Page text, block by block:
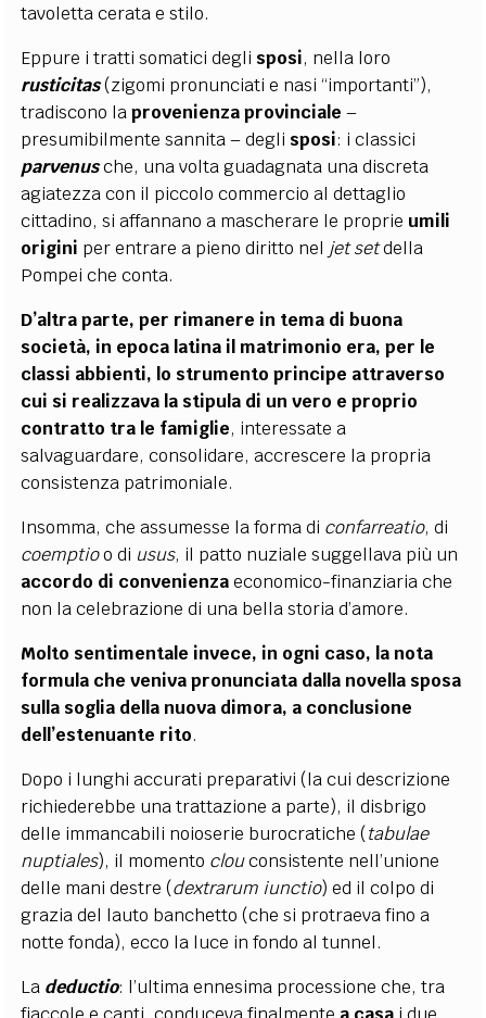
tavoletta cerata e stilo.
Eppure i tratti somatici degli sposi, nella loro
rusticitas(zigomi pronunciati e nasi “importanti”),
tradiscono laprovenienza provinciale –
presumibilmente sannita – degli sposi: i classici
parvenusche, una volta guadagnata una discreta
agiatezza con il piccolo commercio al dettaglio
cittadino, si affannano a mascherare le proprie umili
origini per entrare a pieno diritto nel jet setdella
Pompei che conta.
D’altra parte, per rimanere in tema di buona
società, in epoca latina il matrimonio era, per le
classi abbienti, lo strumento principe attraverso
cui si realizzava la stipula di un vero e proprio
contratto tra le famiglie, interessate a
salvaguardare, consolidare, accrescere la propria
consistenza patrimoniale.
Insomma, che assumesse la forma di confarreatio, di
coemptioo di usus, il patto nuziale suggellava più un
accordo di convenienzaeconomico-finanziaria che
non la celebrazione di una bella storia d’amore.
Molto sentimentale invece, in ogni caso, la nota
formula che veniva pronunciata dalla novella sposa
sulla soglia della nuova dimora, a conclusione
dell’estenuante rito.
Dopo i lunghi accurati preparativi (la cui descrizione
richiederebbe una trattazione a parte), il disbrigo
delle immancabili noioserie burocratiche(tabulae
nuptiales), il momento clouconsistente nell’unione
delle mani destre (dextrarum iunctio) ed il colpo di
grazia del lauto banchetto (che si protraeva fino a
notte fonda), ecco la luce in fondo al tunnel.
La deductio: l’ultima ennesima processione che, tra